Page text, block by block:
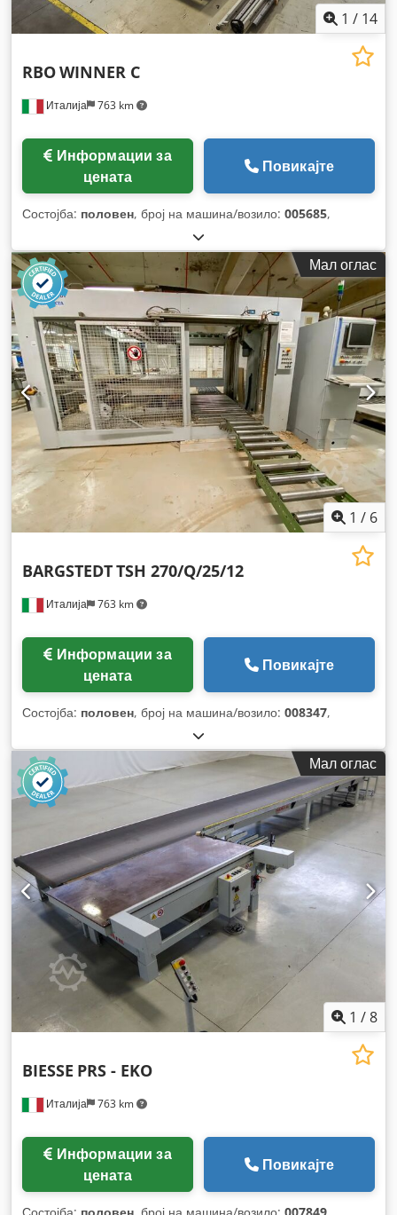
1 / 14
Италија 763 km
RBOWINNER C
цената
Повикајте
Состојба: половен, број на машина/возило: 005685,
Мал оглас
1 / 6
Италија 763 km
BARGSTEDTTSH 270/Q/25/12
цената
Повикајте
Состојба: половен, број на машина/возило: 008347,
Мал оглас
1 /8
Италија 763 km
BIESSE PRS - EKO
цената
Повикајте